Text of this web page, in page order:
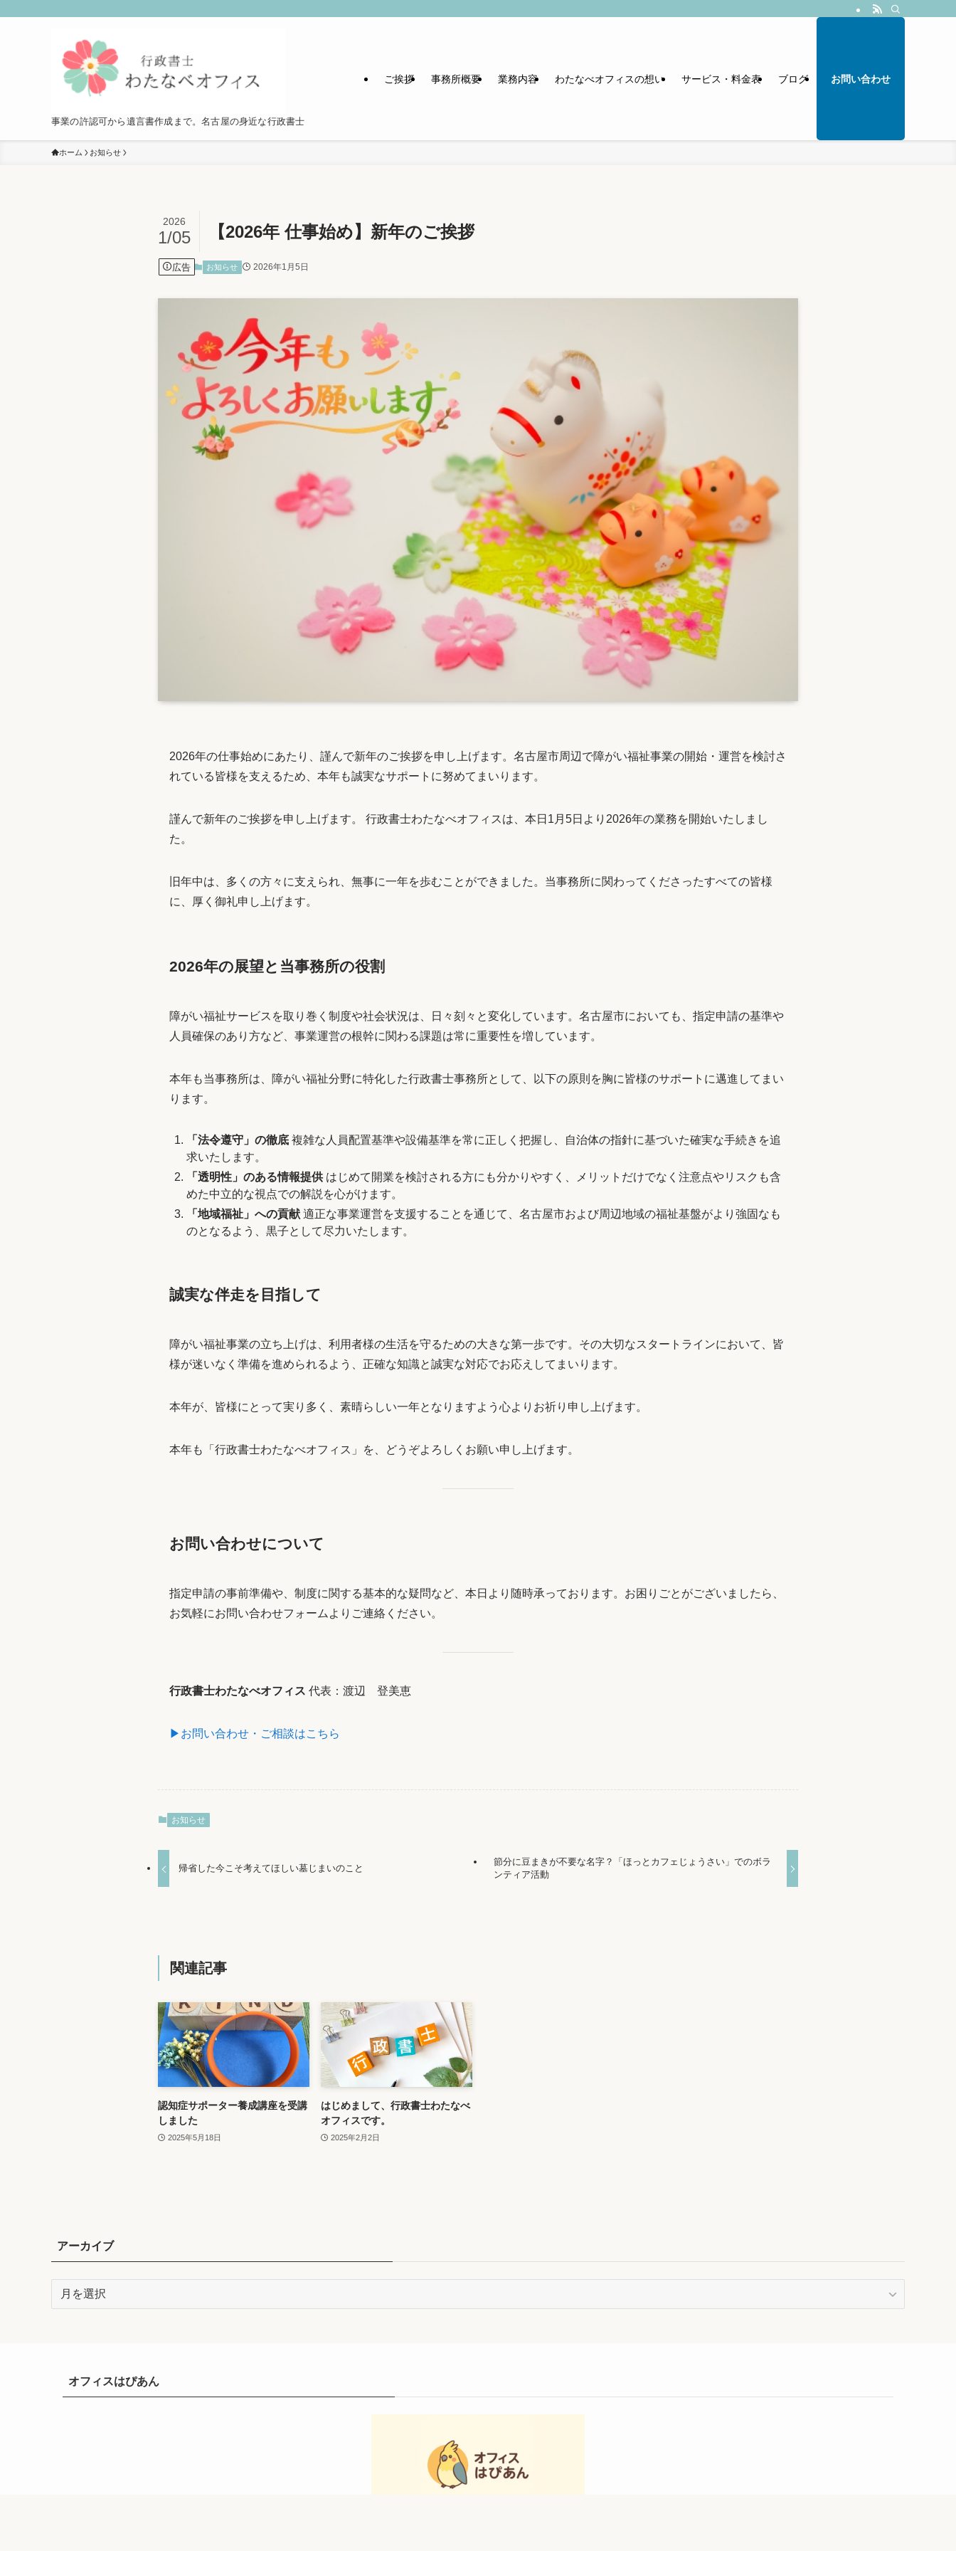
事業の許認可から遺言書作成まで。名古屋の身近な行政書士
ご挨拶 事務所概要 業務内容 わたなべオフィスの想い サービス・料金表 ブログ お問い合わせ
ホーム お知らせ
【2026年 仕事始め】新年のご挨拶
2026
1/05
広告 お知らせ 2026年1月5日
2026年の仕事始めにあたり、謹んで新年のご挨拶を申し上げます。名古屋市周辺で障がい福祉事業の開始・運営を検討さ
れている皆様を支えるため、本年も誠実なサポートに努めてまいります。
謹んで新年のご挨拶を申し上げます。 行政書士わたなべオフィスは、本日1月5日より2026年の業務を開始いたしまし
た。
旧年中は、多くの方々に支えられ、無事に一年を歩むことができました。当事務所に関わってくださったすべての皆様
に、厚く御礼申し上げます。
2026年の展望と当事務所の役割
障がい福祉サービスを取り巻く制度や社会状況は、日々刻々と変化しています。名古屋市においても、指定申請の基準や
人員確保のあり方など、事業運営の根幹に関わる課題は常に重要性を増しています。
本年も当事務所は、障がい福祉分野に特化した行政書士事務所として、以下の原則を胸に皆様のサポートに邁進してまい
ります。
「法令遵守」の徹底 複雑な人員配置基準や設備基準を常に正しく把握し、自治体の指針に基づいた確実な手続きを追
求いたします。
「透明性」のある情報提供 はじめて開業を検討される方にも分かりやすく、メリットだけでなく注意点やリスクも含
めた中立的な視点での解説を心がけます。
「地域福祉」への貢献 適正な事業運営を支援することを通じて、名古屋市および周辺地域の福祉基盤がより強固なも
のとなるよう、黒子として尽力いたします。
誠実な伴走を目指して
障がい福祉事業の立ち上げは、利用者様の生活を守るための大きな第一歩です。その大切なスタートラインにおいて、皆
様が迷いなく準備を進められるよう、正確な知識と誠実な対応でお応えしてまいります。
本年が、皆様にとって実り多く、素晴らしい一年となりますよう心よりお祈り申し上げます。
本年も「行政書士わたなべオフィス」を、どうぞよろしくお願い申し上げます。
お問い合わせについて
指定申請の事前準備や、制度に関する基本的な疑問など、本日より随時承っております。お困りごとがございましたら、
お気軽にお問い合わせフォームよりご連絡ください。
行政書士わたなべオフィス 代表：渡辺 登美恵
▶お問い合わせ・ご相談はこちら
お知らせ
帰省した今こそ考えてほしい墓じまいのこと
節分に豆まきが不要な名字？「ほっとカフェじょうさい」でのボラ
ンティア活動
関連記事
認知症サポーター養成講座を受講
しました
2025年5月18日
はじめまして、行政書士わたなべ
オフィスです。
2025年2月2日
アーカイブ
ー
オフィスはぴあん